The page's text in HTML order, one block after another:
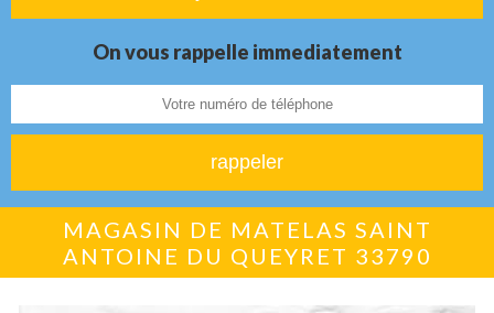
On vous rappelle immediatement
MAGASIN DE MATELAS SAINT
ANTOINE DU QUEYRET 33790